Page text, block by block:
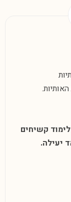
קשיחים
יעילה.